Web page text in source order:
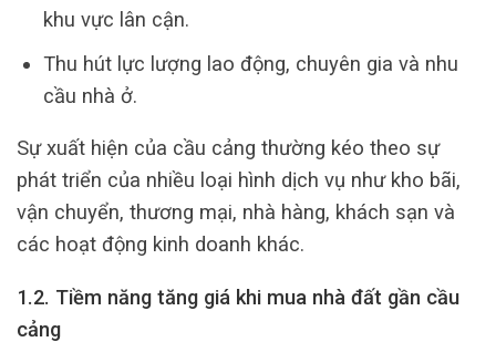
khu vực lân cận.
Thu hút lực lượng lao động, chuyên gia và nhu
cầu nhà ở.
Sự xuất hiện của cầu cảng thường kéo theo sự
phát triển của nhiều loại hình dịch vụ như kho bãi,
vận chuyển, thương mại, nhà hàng, khách sạn và
các hoạt động kinh doanh khác.
1.2. Tiềm năng tăng giá khi mua nhà đất gần cầu
cảng